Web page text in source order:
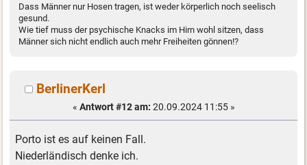
Dass Männer nur Hosen tragen, ist weder körperlich noch seelisch
gesund.
Wie tief muss der psychische Knacks im Hirn wohl sitzen, dass
Männer sich nicht endlich auch mehr Freiheiten gönnen!?
BerlinerKerl
« Antwort #12 am: 20.09.2024 11:55 »
Porto ist es auf keinen Fall.
Niederländisch denke ich.